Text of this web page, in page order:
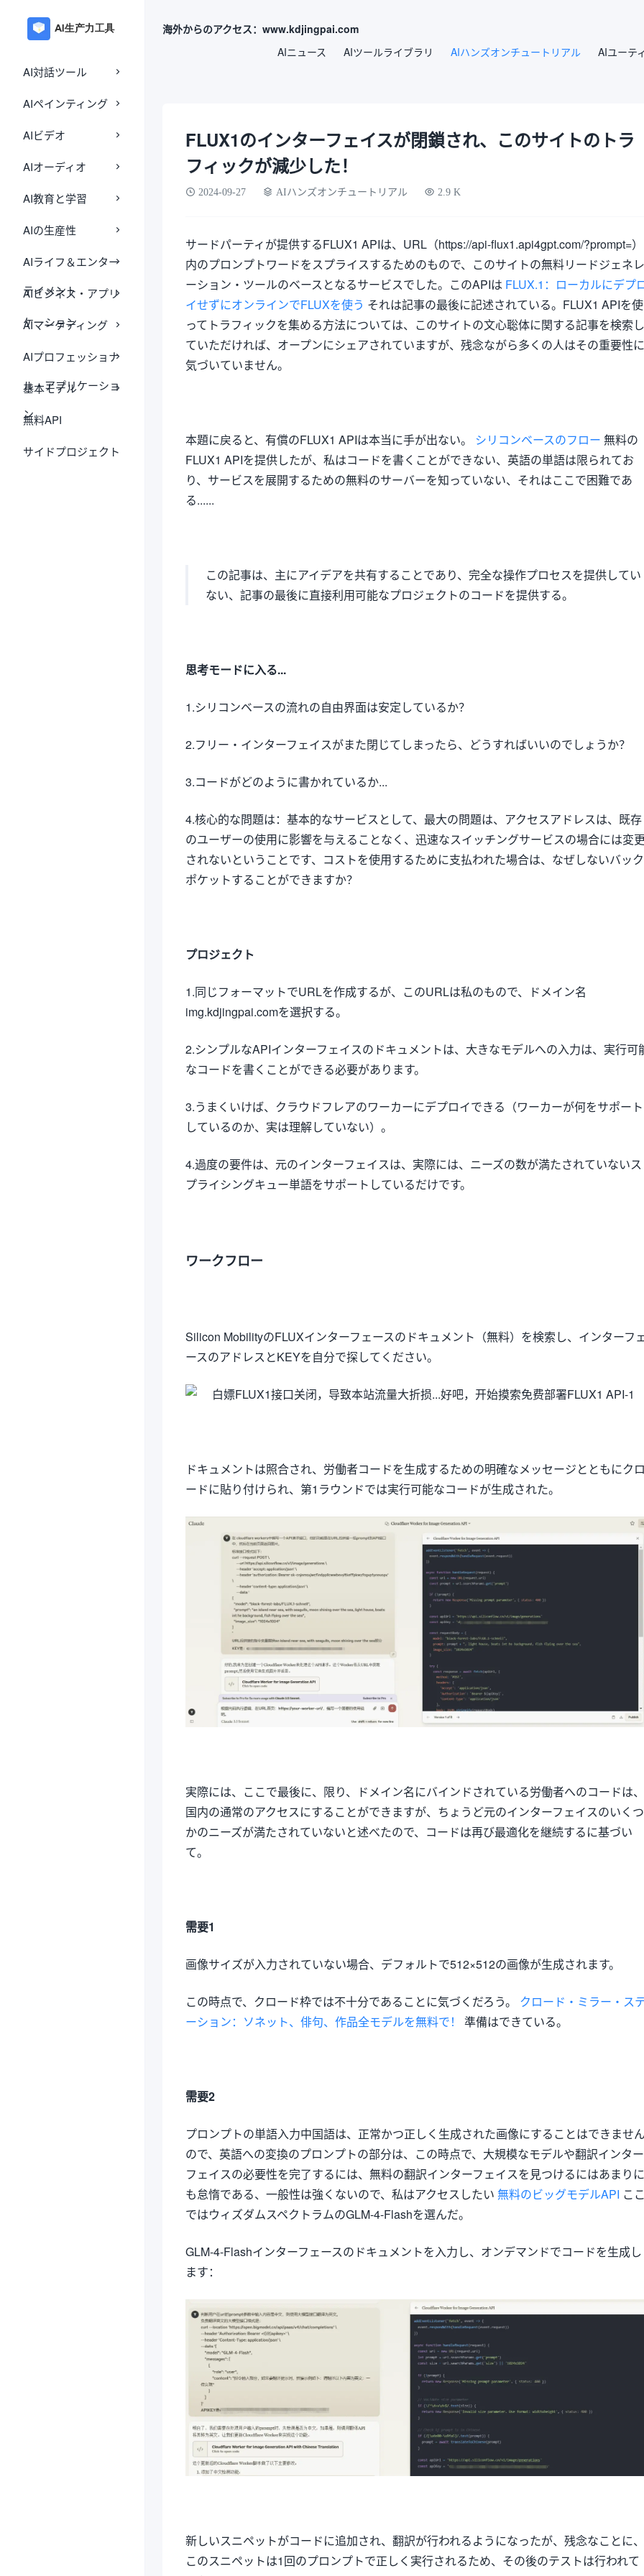
AI対話ツール
AIペインティング
AIビデオ
AIオーディオ
AI教育と学習
AIの生産性
AIライフ＆エンター
テイメント
AIビジネス・アプリ
ケーション
AIマーケティング
AIプロフェッショナ
ル・アプリケーショ
ン
基本モデル
無料API
サイドプロジェクト
海外からのアクセス：www.kdjingpai.com
AIニュース
AIツールライブラリ AIハンズオンチュートリアル AIユーテ
FLUX1のインターフェイスが閉鎖され、このサイトのトラ
フィックが減少した！
2024-09-27 AIハンズオンチュートリアル 2.9 K
サードパーティが提供するFLUX1 APIは、URL（https://api-flux1.api4gpt.com/?prompt=）
内のプロンプトワードをスプライスするためのもので、このサイトの無料リードジェネレ
ーション・ツールのベースとなるサービスでした。このAPIは FLUX.1：ローカルにデプ
イせずにオンラインでFLUXを使う それは記事の最後に記述されている。FLUX1 APIを使
ってトラフィックを集める方法については、このサイトの文心聡体に関する記事を検索し
ていただければ、オープンにシェアされていますが、残念ながら多くの人はその重要性に
気づいていません。
本題に戻ると、有償のFLUX1 APIは本当に手が出ない。 シリコンベースのフロー 無料の
FLUX1 APIを提供したが、私はコードを書くことができない、英語の単語は限られてお
り、サービスを展開するための無料のサーバーを知っていない、それはここで困難であ
る......
この記事は、主にアイデアを共有することであり、完全な操作プロセスを提供してい
ない、記事の最後に直接利用可能なプロジェクトのコードを提供する。
思考モードに入る...
1.シリコンベースの流れの自由界面は安定しているか？
2.フリー・インターフェイスがまた閉じてしまったら、どうすればいいのでしょうか？
3.コードがどのように書かれているか...
4.核心的な問題は：基本的なサービスとして、最大の問題は、アクセスアドレスは、既存
のユーザーの使用に影響を与えることなく、迅速なスイッチングサービスの場合には変
されないということです、コストを使用するために支払われた場合は、なぜしないバック
ポケットすることができますか？
プロジェクト
1.同じフォーマットでURLを作成するが、このURLは私のもので、ドメイン名
img.kdjingpai.comを選択する。
2.シンプルなAPIインターフェイスのドキュメントは、大きなモデルへの入力は、実行可
なコードを書くことができる必要があります。
3.うまくいけば、クラウドフレアのワーカーにデプロイできる（ワーカーが何をサポート
しているのか、実は理解していない）。
4.過度の要件は、元のインターフェイスは、実際には、ニーズの数が満たされていないス
プライシングキュー単語をサポートしているだけです。
ワークフロー
Silicon MobilityのFLUXインターフェースのドキュメント（無料）を検索し、インターフ
ースのアドレスとKEYを自分で探してください。
ドキュメントは照合され、労働者コードを生成するための明確なメッセージとともにク
ードに貼り付けられ、第1ラウンドでは実行可能なコードが生成された。
実際には、ここで最後に、限り、ドメイン名にバインドされている労働者へのコードは、
国内の通常のアクセスにすることができますが、ちょうど元のインターフェイスのいくつ
かのニーズが満たされていないと述べたので、コードは再び最適化を継続するに基づい
て。
需要1
画像サイズが入力されていない場合、デフォルトで512×512の画像が生成されます。
この時点で、クロード枠では不十分であることに気づくだろう。 クロード・ミラー・ス
ーション：ソネット、俳句、作品全モデルを無料で！
準備はできている。
需要2
プロンプトの単語入力中国語は、正常かつ正しく生成された画像にすることはできませ
ので、英語への変換のプロンプトの部分は、この時点で、大規模なモデルや翻訳インター
フェイスの必要性を完了するには、無料の翻訳インターフェイスを見つけるにはあまりに
も怠惰である、一般性は強くないので、私はアクセスしたい 無料のビッグモデルAPI こ
ではウィズダムスペクトラムのGLM-4-Flashを選んだ。
GLM-4-Flashインターフェースのドキュメントを入力し、オンデマンドでコードを生成し
ます：
新しいスニペットがコードに追加され、翻訳が行われるようになったが、残念なことに、
このスニペットは1回のプロンプトで正しく実行されるため、その後のテストは行われて